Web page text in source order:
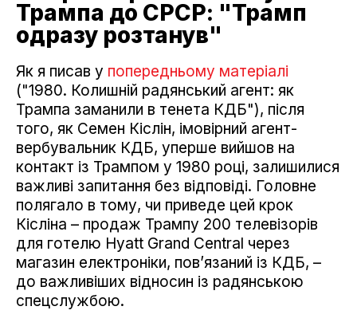
Трампа до СРСР: "Трамп
одразу розтанув"
Як я писав у попередньому матеріалі
("1980. Колишній радянський агент: як
Трампа заманили в тенета КДБ"), після
того, як Семен Кіслін, імовірний агент-
вербувальник КДБ, уперше вийшов на
контакт із Трампом у 1980 році, залишилися
важливі запитання без відповіді. Головне
полягало в тому, чи приведе цей крок
Кісліна – продаж Трампу 200 телевізорів
для готелю Hyatt Grand Central через
магазин електроніки, пов’язаний із КДБ, –
до важливіших відносин із радянською
спецслужбою.